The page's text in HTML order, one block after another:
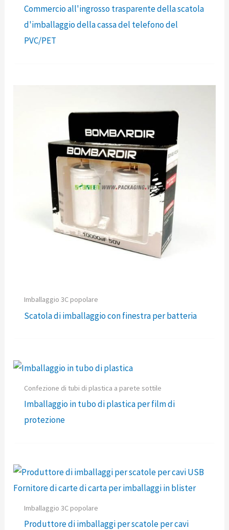
Commercio all'ingrosso trasparente della scatola
d'imballaggio della cassa del telefono del
PVC/PET
Imballaggio 3C popolare
Scatola di imballaggio con finestra per batteria
Confezione di tubi di plastica a parete sottile
Imballaggio in tubo di plastica per film di
protezione
Imballaggio 3C popolare
Produttore di imballaggi per scatole per cavi